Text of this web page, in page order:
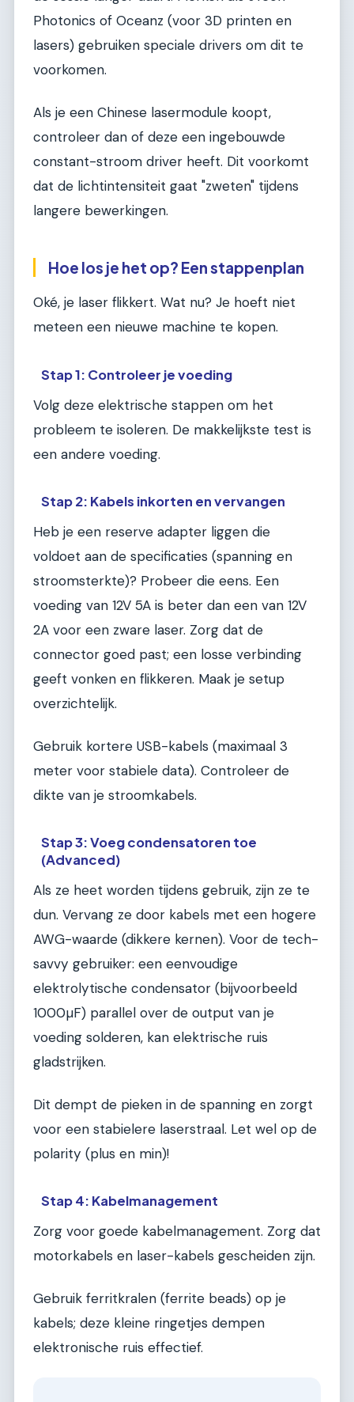
Photonics of Oceanz (voor 3D printen en
lasers) gebruiken speciale drivers om dit te
voorkomen.
Als je een Chinese lasermodule koopt,
controleer dan of deze een ingebouwde
constant-stroom driver heeft. Dit voorkomt
dat de lichtintensiteit gaat "zweten" tijdens
langere bewerkingen.
Hoe los je het op? Een stappenplan
Oké, je laser flikkert. Wat nu? Je hoeft niet
meteen een nieuwe machine te kopen.
Stap 1: Controleer je voeding
Volg deze elektrische stappen om het
probleem te isoleren. De makkelijkste test is
een andere voeding.
Stap 2: Kabels inkorten en vervangen
Heb je een reserve adapter liggen die
voldoet aan de specificaties (spanning en
stroomsterkte)? Probeer die eens. Een
voeding van 12V 5A is beter dan een van 12V
2A voor een zware laser. Zorg dat de
connector goed past; een losse verbinding
geeft vonken en flikkeren. Maak je setup
overzichtelijk.
Gebruik kortere USB-kabels (maximaal 3
meter voor stabiele data). Controleer de
dikte van je stroomkabels.
Stap 3: Voeg condensatoren toe
(Advanced)
Als ze heet worden tijdens gebruik, zijn ze te
dun. Vervang ze door kabels met een hogere
AWG-waarde (dikkere kernen). Voor de tech-
savvy gebruiker: een eenvoudige
elektrolytische condensator (bijvoorbeeld
1000µF) parallel over de output van je
voeding solderen, kan elektrische ruis
gladstrijken.
Dit dempt de pieken in de spanning en zorgt
voor een stabielere laserstraal. Let wel op de
polarity (plus en min)!
Stap 4: Kabelmanagement
Zorg voor goede kabelmanagement. Zorg dat
motorkabels en laser-kabels gescheiden zijn.
Gebruik ferritkralen (ferrite beads) op je
kabels; deze kleine ringetjes dempen
elektronische ruis effectief.